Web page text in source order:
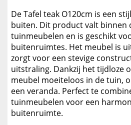
De Tafel teak O120cm is een
buiten. Dit product valt binnen
tuinmeubelen en is geschikt
buitenruimtes. Het meubel is
zorgt voor een stevige
uitstraling. Dankzij het tijdloze
meubel moeiteloos in de tuin,
een veranda. Perfect te
tuinmeubelen voor een
buitenruimte.